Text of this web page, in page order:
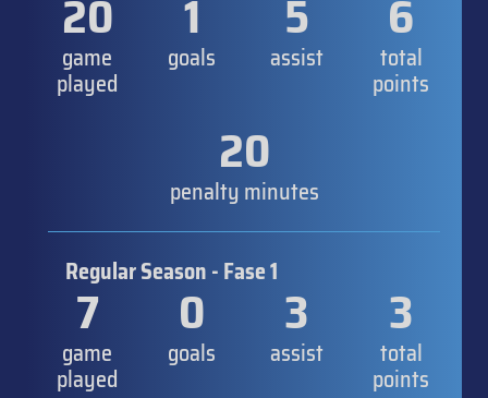
20
game
played
1
goals
5
assist
6
total
points
20
penalty minutes
Regular Season - Fase 1
7
game
played
0
goals
3
assist
3
total
points